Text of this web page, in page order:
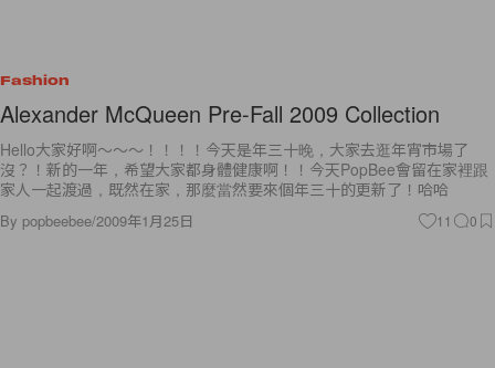
Fashion
Alexander McQueen Pre-Fall 2009 Collection
Hello大家好啊～～～！！！！今天是年三十晚，大家去逛年宵市場了
沒？！新的一年，希望大家都身體健康啊！！今天PopBee會留在家裡跟
家人一起渡過，既然在家，那麼當然要來個年三十的更新了！哈哈
By popbeebee/2009年1月25日 11 0